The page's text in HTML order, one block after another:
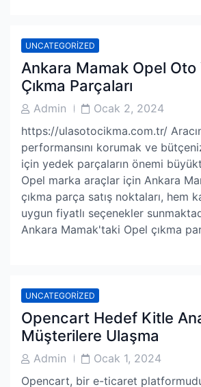
UNCATEGORIZED
Ankara Mamak Opel Oto
Çıkma Parçaları
PostAdmin
PostOcak 2, 2024
https://ulasotocikma.com.tr/
performansını korumak ve
için yedek parçaların önemi
Opel marka araçlar için Ankara
çıkma parça satış noktaları, hem
uygun fiyatlı seçenekler
Ankara Mamak'taki Opel çıkma
UNCATEGORIZED
Opencart Hedef Kitle
Müşterilere Ulaşma
PostAdmin
PostOcak 1, 2024
Opencart, bir e-ticaret